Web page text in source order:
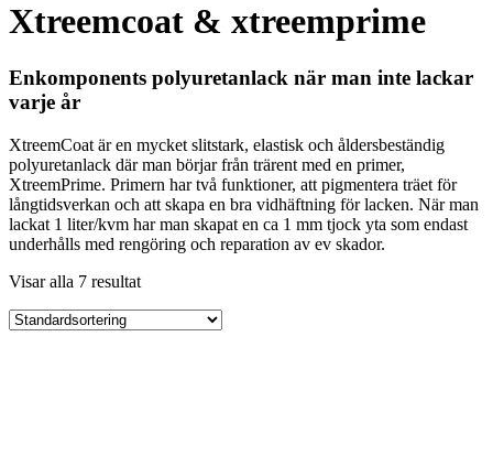
Xtreemcoat & xtreemprime
Enkomponents polyuretanlack när man inte lackar
varje år
XtreemCoat är en mycket slitstark, elastisk och åldersbeständig
polyuretanlack där man börjar från trärent med en primer,
XtreemPrime. Primern har två funktioner, att pigmentera träet för
långtidsverkan och att skapa en bra vidhäftning för lacken. När man
lackat 1 liter/kvm har man skapat en ca 1 mm tjock yta som endast
underhålls med rengöring och reparation av ev skador.
Visar alla 7 resultat